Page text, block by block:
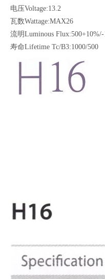
电压Voltage:13.2
瓦数Wattage:MAX26
流明Luminous Flux:500+10%/-
寿命Lifetime Tc/B3:1000/500